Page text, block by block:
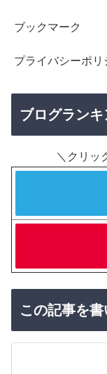
ブックマーク
プライバシーポリ
ブログランキ
＼クリッ
この記事を書